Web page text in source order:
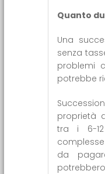
Quanto
Una
senza
problemi
potrebbe
proprietà
tra i 6-
da